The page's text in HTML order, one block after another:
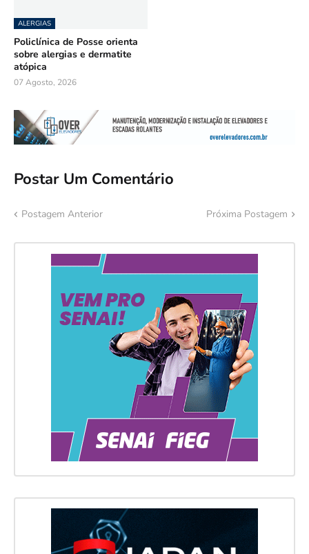
ALERGIAS
Policlínica de Posse orienta
sobre alergias e dermatite
atópica
07 Agosto, 2026
Postar Um Comentário
Postagem Anterior Próxima Postagem